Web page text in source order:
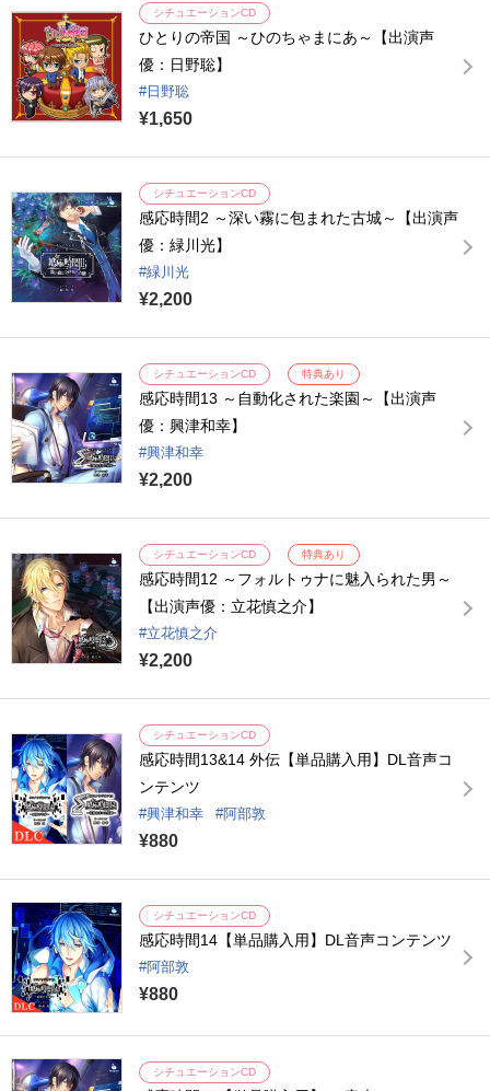
シチュエーションCD
ひとりの帝国 ～ひのちゃまにあ～【出演声
優：日野聡】
日野聡
¥1,650
シチュエーションCD
感応時間2 ～深い霧に包まれた古城～【出演声
優：緑川光】
緑川光
¥2,200
シチュエーションCD 特典あり
感応時間13 ～自動化された楽園～【出演声
優：興津和幸】
興津和幸
¥2,200
シチュエーションCD 特典あり
感応時間12 ～フォルトゥナに魅入られた男～
【出演声優：立花慎之介】
立花慎之介
¥2,200
シチュエーションCD
感応時間13&14 外伝【単品購入用】DL音声コ
ンテンツ
興津和幸 阿部敦
¥880
シチュエーションCD
感応時間14【単品購入用】DL音声コンテンツ
阿部敦
¥880
シチュエーションCD